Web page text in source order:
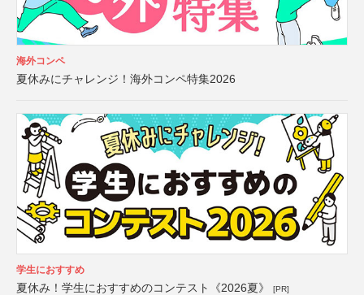
海外コンペ
夏休みにチャレンジ！海外コンペ特集2026
学生におすすめ
夏休み！学生におすすめのコンテスト《2026夏》 [PR]